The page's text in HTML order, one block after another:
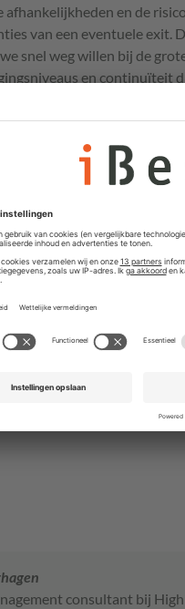
en de
van een eventuele exit.
snel weg willen bij de
en continuïteit
dan ook raadzamer om
geborgd worden.
afspraken en
bestuurlijk vraagstuk. Het
kost het, en wat laten we
in concrete besluiten.
de enige optie is.
van Nederland en
voor digitale
naar digitale autonomie
consultant bij